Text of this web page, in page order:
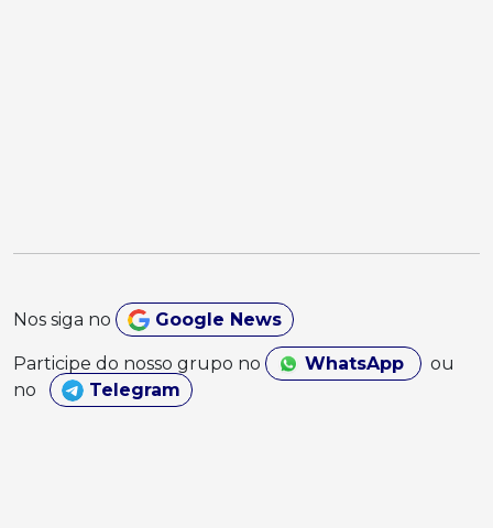
Nos siga no Google News
Participe do nosso grupo no WhatsApp
ou
no
Telegram